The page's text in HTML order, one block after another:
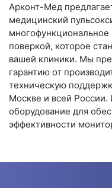
Арконт-Мед
медицинский
многофункциональное
поверкой, которое
вашей клиники. Мы
гарантию от
техническую
Москве и всей России.
оборудование для
эффективности